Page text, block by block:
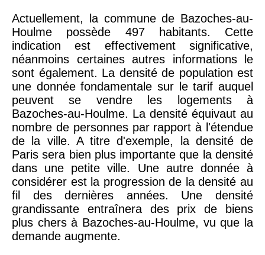
Actuellement, la commune de Bazoches-au-
Houlme possède 497 habitants. Cette
indication est effectivement significative,
néanmoins certaines autres informations le
sont également. La densité de population est
une donnée fondamentale sur le tarif auquel
peuvent se vendre les logements à
Bazoches-au-Houlme. La densité équivaut au
nombre de personnes par rapport à l'étendue
de la ville. A titre d'exemple, la densité de
Paris sera bien plus importante que la densité
dans une petite ville. Une autre donnée à
considérer est la progression de la densité au
fil des dernières années. Une densité
grandissante entraînera des prix de biens
plus chers à Bazoches-au-Houlme, vu que la
demande augmente.